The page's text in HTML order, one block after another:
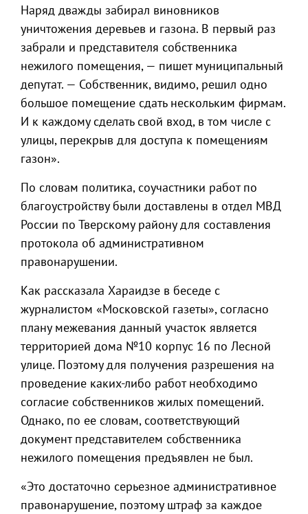
Наряд дважды забирал виновников
уничтожения деревьев и газона. В первый раз
забрали и представителя собственника
нежилого помещения, — пишет муниципальный
депутат. — Собственник, видимо, решил одно
большое помещение сдать нескольким фирмам.
И к каждому сделать свой вход, в том числе с
улицы, перекрыв для доступа к помещениям
газон».
По словам политика, соучастники работ по
благоустройству были доставлены в отдел МВД
России по Тверскому району для составления
протокола об административном
правонарушении.
Как рассказала Хараидзе в беседе с
журналистом «Московской газеты», согласно
плану межевания данный участок является
территорией дома №10 корпус 16 по Лесной
улице. Поэтому для получения разрешения на
проведение каких-либо работ необходимо
согласие собственников жилых помещений.
Однако, по ее словам, соответствующий
документ представителем собственника
нежилого помещения предъявлен не был.
«Это достаточно серьезное административное
правонарушение, поэтому штраф за каждое